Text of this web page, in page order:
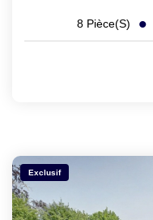
8 Pièce(s)
Exclusif